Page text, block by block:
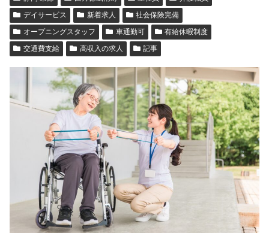
デイサービス
新着求人
社会保険完備
オープニングスタッフ
車通勤可
有給休暇制度
交通費支給
高収入の求人 記事